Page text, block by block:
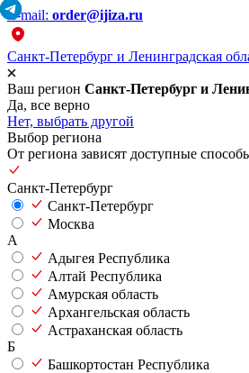
E-mail: order@ijiza.ru
Санкт-Петербург и Ленинградская
Ваш регион Санкт-Петербург и
Да, все верно
Нет, выбрать другой
Выбор региона
От региона зависят доступные
Санкт-Петербург
Санкт-Петербург
Москва
А
Адыгея Республика
Алтай Республика
Амурская область
Архангельская область
Астраханская область
Б
Башкортостан Республика